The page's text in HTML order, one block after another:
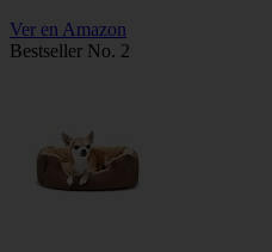
Ver en Amazon
Bestseller No. 2